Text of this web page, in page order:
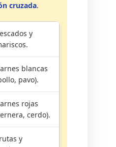
cruzada.
y
blancas
pavo).
rojas
cerdo).
y